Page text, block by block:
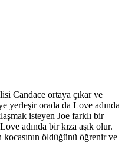
Candace ortaya çıkar ve
yerleşir orada da Love adında
isteyen Joe farklı bir
adında bir kıza aşık olur.
kocasının öldüğünü öğrenir ve